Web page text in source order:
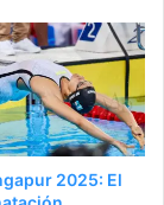
2025: El